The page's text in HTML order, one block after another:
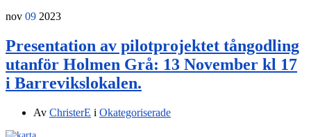
nov 09 2023
Presentation av pilotprojektet tångodling
utanför Holmen Grå: 13 November kl 17
i Barrevikslokalen.
Av ChristerE i Okategoriserade